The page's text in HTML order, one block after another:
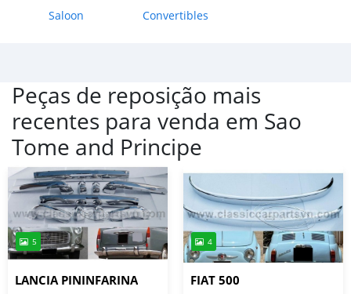
Saloon Convertibles
Peças de reposição mais
recentes para venda em Sao
Tome and Principe
5
LANCIA PININFARINA
4
FIAT 500